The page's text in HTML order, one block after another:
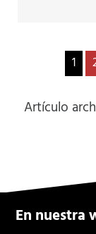
1
Artículo
En nuestra